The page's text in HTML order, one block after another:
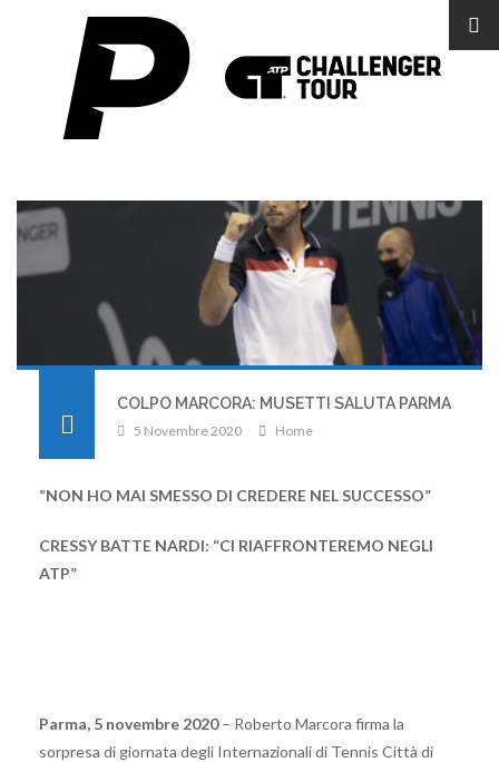
COLPO MARCORA: MUSETTI SALUTA PARMA
5 Novembre 2020 Home
“NON HO MAI SMESSO DI CREDERE NEL SUCCESSO”
CRESSY BATTE NARDI: “CI RIAFFRONTEREMO NEGLI
ATP”
Parma, 5 novembre 2020– Roberto Marcora firma la
sorpresa di giornata degli Internazionali di Tennis Città di